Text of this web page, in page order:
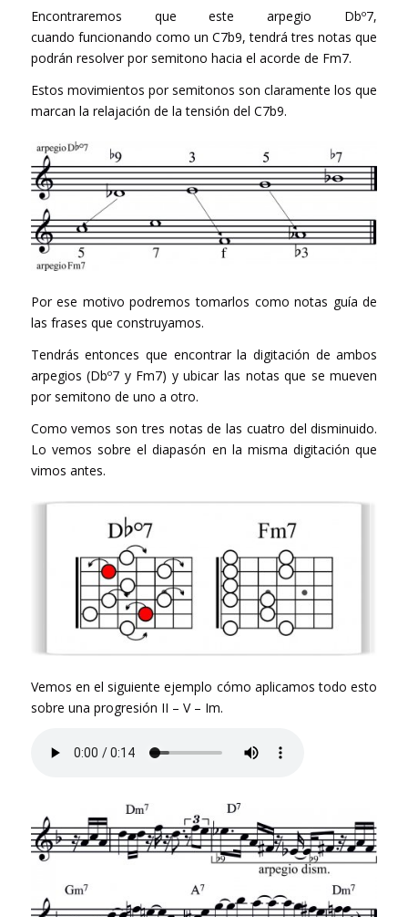
Encontraremos que este arpegio Dbº7,
cuando funcionando como un C7b9, tendrá tres notas que
podrán resolver por semitono hacia el acorde de Fm7.
Estos movimientos por semitonos son claramente los que
marcan la relajación de la tensión del C7b9.
Por ese motivo podremos tomarlos como notas guía de
las frases que construyamos.
Tendrás entonces que encontrar la digitación de ambos
arpegios (Dbº7 y Fm7) y ubicar las notas que se mueven
por semitono de uno a otro.
Como vemos son tres notas de las cuatro del disminuido.
Lo vemos sobre el diapasón en la misma digitación que
vimos antes.
Vemos en el siguiente ejemplo cómo aplicamos todo esto
sobre una progresión II – V – Im.